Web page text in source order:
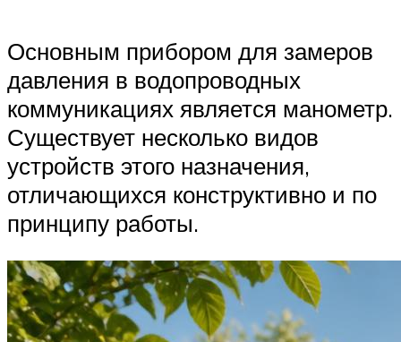
Основным прибором для замеров
давления в водопроводных
коммуникациях является манометр.
Существует несколько видов
устройств этого назначения,
отличающихся конструктивно и по
принципу работы.